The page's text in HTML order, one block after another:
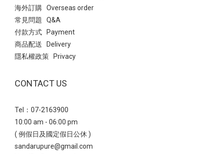
海外訂購 Overseas order
常見問題 Q&A
付款方式 Payment
商品配送 Delivery
隱私權政策 Privacy
CONTACT US
Tel：07-2163900
10:00 am - 06:00 pm
( 例假日及國定假日公休 )
sandarupure@gmail.com